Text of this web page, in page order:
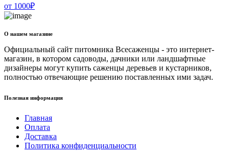
от 1000₽
О нашем магазине
Официальный сайт питомника Всесаженцы - это интернет-
магазин, в котором садоводы, дачники или ландшафтные
дизайнеры могут купить саженцы деревьев и кустарников,
полностью отвечающие решению поставленных ими задач.
Полезная информация
Главная
Оплата
Доставка
Политика конфиденциальности